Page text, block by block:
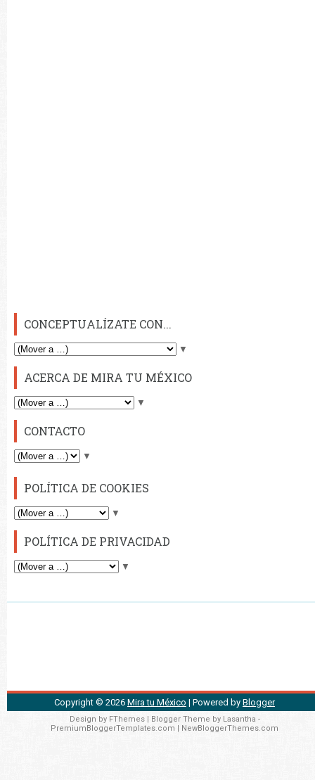
CONCEPTUALÍZATE CON...
▼
ACERCA DE MIRA TU MÉXICO
▼
CONTACTO
▼
POLÍTICA DE COOKIES
▼
POLÍTICA DE PRIVACIDAD
▼
Copyright © 2026 Mira tu México | Powered by Blogger
Design by FThemes| Blogger Theme by Lasantha -
PremiumBloggerTemplates.com
NewBloggerThemes.com